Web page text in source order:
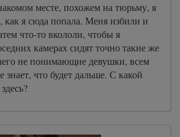
месте, похожем на тюрьму, я
как я сюда попала. Меня избили и
что-то вкололи, чтобы я
камерах сидят точно такие же
не понимающие девушки, всем
что будет дальше. С какой